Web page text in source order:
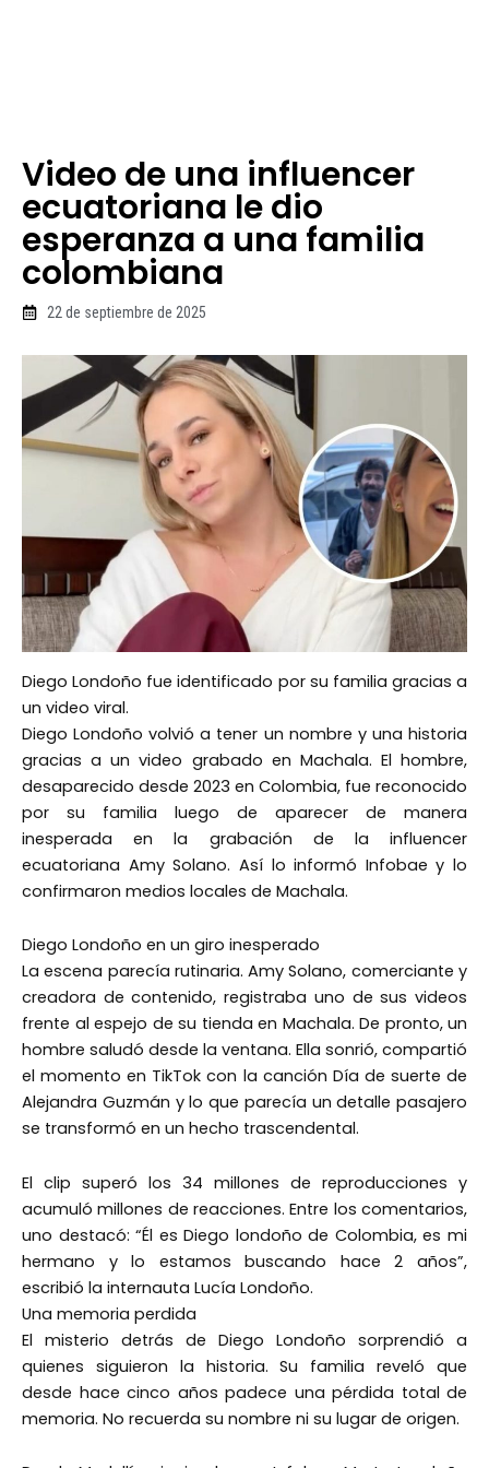
Video de una influencer
ecuatoriana le dio
esperanza a una familia
colombiana
22 de septiembre de 2025
Diego Londoño fue identificado por su familia gracias a
un video viral.
Diego Londoño volvió a tener un nombre y una historia
gracias a un video grabado en Machala. El hombre,
desaparecido desde 2023 en Colombia, fue reconocido
por su familia luego de aparecer de manera
inesperada en la grabación de la influencer
ecuatoriana Amy Solano. Así lo informó Infobae y lo
confirmaron medios locales de Machala.
Diego Londoño en un giro inesperado
La escena parecía rutinaria. Amy Solano, comerciante y
creadora de contenido, registraba uno de sus videos
frente al espejo de su tienda en Machala. De pronto, un
hombre saludó desde la ventana. Ella sonrió, compartió
el momento en TikTok con la canción Día de suerte de
Alejandra Guzmán y lo que parecía un detalle pasajero
se transformó en un hecho trascendental.
El clip superó los 34 millones de reproducciones y
acumuló millones de reacciones. Entre los comentarios,
uno destacó: “Él es Diego londoño de Colombia, es mi
hermano y lo estamos buscando hace 2 años”,
escribió la internauta Lucía Londoño.
Una memoria perdida
El misterio detrás de Diego Londoño sorprendió a
quienes siguieron la historia. Su familia reveló que
desde hace cinco años padece una pérdida total de
memoria. No recuerda su nombre ni su lugar de origen.